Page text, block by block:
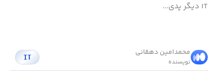
IT دیگر پدی...
محمد‌امین دهقانی
نویسنده
IT